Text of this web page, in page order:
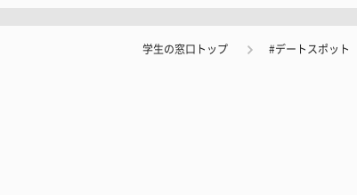
学生の窓口トップ #デートスポット